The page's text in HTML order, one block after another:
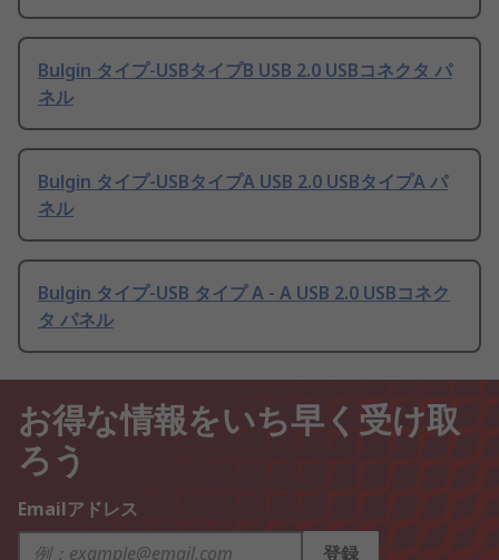
Bulgin タイプ-USBタイプB USB 2.0 USBコネクタ パ
ネル
Bulgin タイプ-USBタイプA USB 2.0 USBタイプA パ
ネル
Bulgin タイプ-USB タイプ A - A USB 2.0 USBコネク
タ パネル
お得な情報をいち早く受け取
ろう
Emailアドレス
登録